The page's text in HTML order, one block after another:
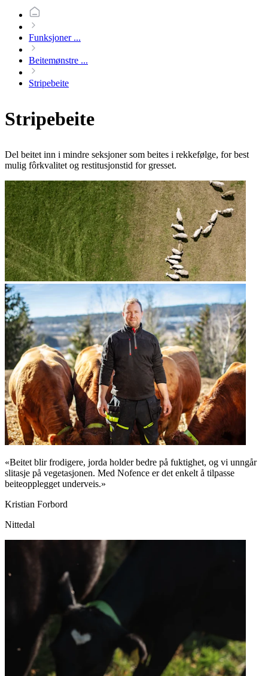
Funksjoner ...
Beitemønstre ...
Stripebeite
Stripebeite
Del beitet inn i mindre seksjoner som beites i rekkefølge, for best
mulig fôrkvalitet og restitusjonstid for gresset.
«Beitet blir frodigere, jorda holder bedre på fuktighet, og vi unngår
slitasje på vegetasjonen. Med Nofence er det enkelt å tilpasse
beiteopplegget underveis.»
Kristian Forbord
Nittedal